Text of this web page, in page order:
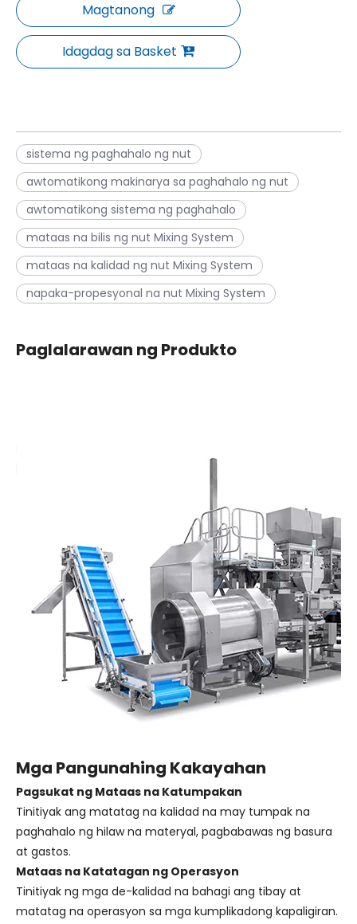
Magtanong
Idagdag sa Basket
sistema ng paghahalo ng nut
awtomatikong makinarya sa paghahalo ng nut
awtomatikong sistema ng paghahalo
mataas na bilis ng nut Mixing System
mataas na kalidad ng nut Mixing System
napaka-propesyonal na nut Mixing System
Paglalarawan ng Produkto
Mga Pangunahing Kakayahan
Pagsukat ng Mataas na Katumpakan
Tinitiyak ang matatag na kalidad na may tumpak na
paghahalo ng hilaw na materyal, pagbabawas ng basura
at gastos.
Mataas na Katatagan ng Operasyon
Tinitiyak ng mga de-kalidad na bahagi ang tibay at
matatag na operasyon sa mga kumplikadong kapaligiran.